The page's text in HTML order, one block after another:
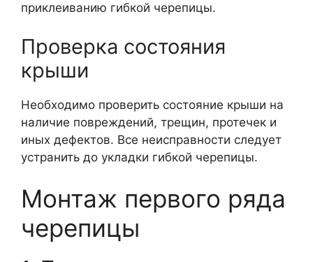
приклеиванию гибкой черепицы.
Проверка состояния
крыши
Необходимо проверить состояние крыши на
наличие повреждений, трещин, протечек и
иных дефектов. Все неисправности следует
устранить до укладки гибкой черепицы.
Монтаж первого ряда
черепицы